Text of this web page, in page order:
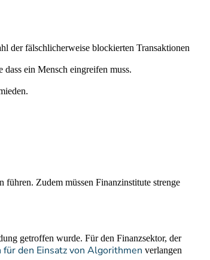
der fälschlicherweise blockierten Transaktionen
ein Mensch eingreifen muss.
Zudem müssen Finanzinstitute strenge
getroffen wurde. Für den Finanzsektor, der
für den Einsatz von Algorithmen verlangen